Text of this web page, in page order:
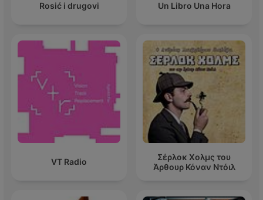
Rosić i drugovi Un Libro Una Hora
VT Radio
Σέρλοκ Χολμς του
Άρθουρ Κόναν Ντόιλ